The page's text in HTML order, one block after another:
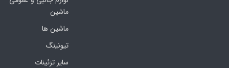
ماشین
ماشین ها
تیونینگ
سایر تزئینات